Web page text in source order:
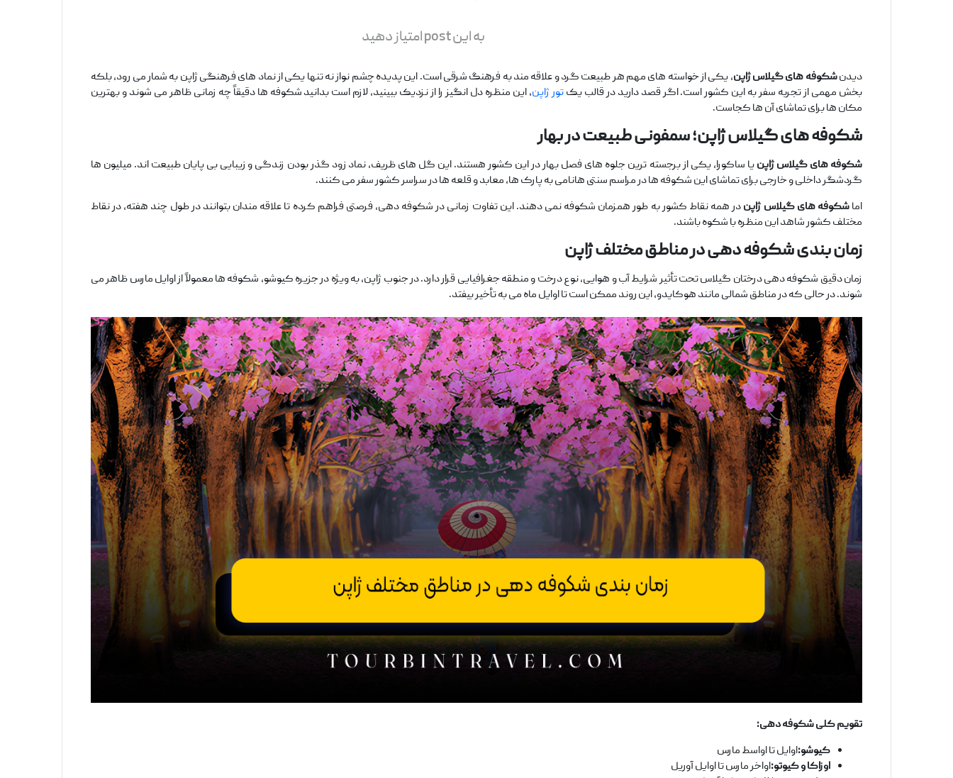
به این post امتیاز دهید
دیدنشکوفه‌ های گیلاس ژاپن، یکی از خواسته‌ های مهم هر طبیعت ‌گرد و علاقه‌ مند به فرهنگ شرقی است. این پدیده چشم ‌نواز نه تنها یکی از نماد های فرهنگی ژاپن به ‌شمار می ‌رود، بلکه
بخش مهمی از تجربه سفر به این کشور است. اگر قصد دارید در قالب یکتور ژاپن، این منظره دل ‌انگیز را از نزدیک ببینید، لازم است بدانید شکوفه‌ ها دقیقاً چه زمانی ظاهر می ‌شوند و بهترین
مکان‌ ها برای تماشای آن‌ ها کجاست.
شکوفه‌ های گیلاس ژاپن؛ سمفونی طبیعت در بهار
شکوفه‌ های گیلاس ژاپنیا ساکورا، یکی از برجسته ‌ترین جلوه‌ های فصل بهار در این کشور هستند. این گل ‌های ظریف، نماد زود گذر بودن زندگی و زیبایی بی ‌پایان طبیعت ‌اند. میلیون ‌ها
گردشگر داخلی و خارجی برای تماشای این شکوفه ‌ها در مراسم سنتی هانامی به پارک ‌ها، معابد و قلعه‌ ها در سراسر کشور سفر می ‌کنند.
اماشکوفه‌ های گیلاس ژاپندر همه نقاط کشور به‌ طور همزمان شکوفه نمی ‌دهند. این تفاوت زمانی در شکوفه‌ دهی، فرصتی فراهم کرده تا علاقه ‌مندان بتوانند در طول چند هفته، در نقاط
مختلف کشور شاهد این منظره با شکوه باشند.
زمان ‌بندی شکوفه ‌دهی در مناطق مختلف ژاپن
زمان دقیق شکوفه ‌دهی درختان گیلاس تحت تأثیر شرایط آب‌ و هوایی، نوع درخت و منطقه جغرافیایی قرار دارد. در جنوب ژاپن، به ‌ویژه در جزیره کیوشو، شکوفه ‌ها معمولاً از اوایل مارس ظاهر می
‌شوند. در حالی که در مناطق شمالی مانند هوکایدو، این روند ممکن است تا اوایل ماه می به تأخیر بیفتد.
تقویم کلی شکوفه ‌دهی:
کیوشو:اوایل تا اواسط مارس
اوزاکا و کیوتو:اواخر مارس تا اوایل آوریل